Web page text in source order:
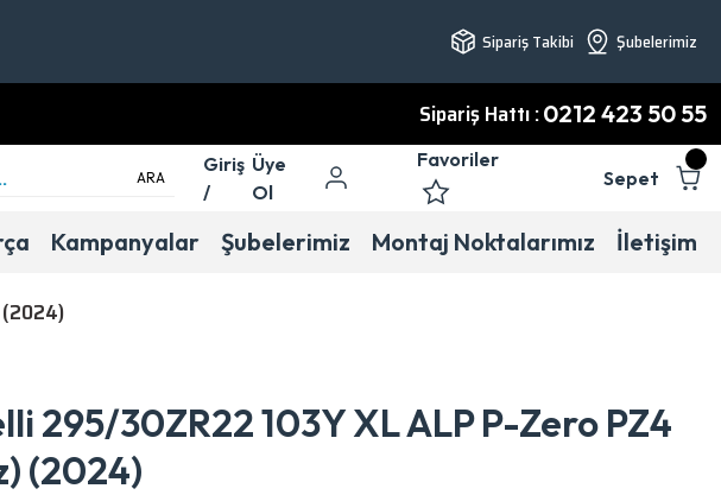
Sipariş Takibi Şubelerimiz
Sipariş Hattı :0212 423 50 55
ARA
Giriş
/
Üye
Ol
Favoriler
Sepet
Kampanyalar Şubelerimiz Montaj Noktalarımız İletişim
(2024)
295/30ZR22 103Y XL ALP P-Zero PZ4
(2024)